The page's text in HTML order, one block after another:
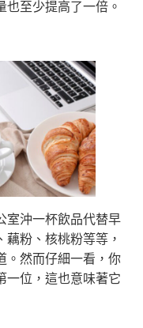
至少提高了一倍。
室沖一杯飲品代替早
粉、核桃粉等等，
。然而仔細一看，你
一位，這也意味著它